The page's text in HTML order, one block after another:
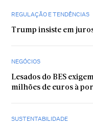
REGULAÇÃO E TENDÊNCIAS
Trump insiste em
NEGÓCIOS
Lesados do BES
milhões de euros à
SUSTENTABILIDADE